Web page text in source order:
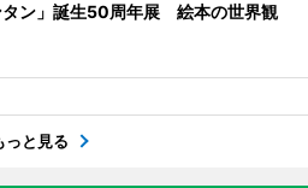
タン」誕生50周年展 絵本の世界観
っと見る